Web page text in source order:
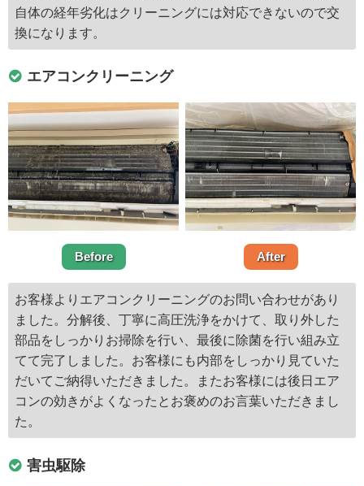
自体の経年劣化はクリーニングには対応できないので交
換になります。
エアコンクリーニング
Before After
お客様よりエアコンクリーニングのお問い合わせがあり
ました。分解後、丁寧に高圧洗浄をかけて、取り外した
部品をしっかりお掃除を行い、最後に除菌を行い組み立
てて完了しました。お客様にも内部をしっかり見ていた
だいてご納得いただきました。またお客様には後日エア
コンの効きがよくなったとお褒めのお言葉いただきまし
た。
害虫駆除